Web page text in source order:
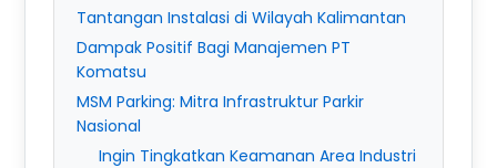
Tantangan Instalasi di Wilayah Kalimantan
Dampak Positif Bagi Manajemen PT
Komatsu
MSM Parking: Mitra Infrastruktur Parkir
Nasional
Ingin Tingkatkan Keamanan Area Industri